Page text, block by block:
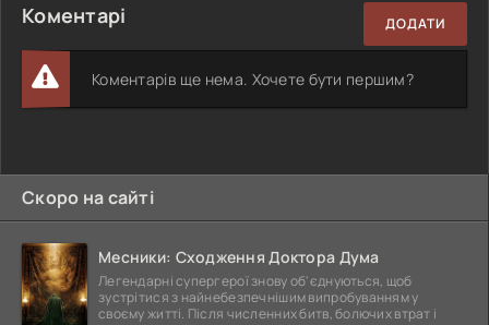
Коментарі ДОДАТИ
Коментарів ще нема. Хочете бути першим?
Скоро на сайті
Месники: Сходження Доктора Дума
Легендарні супергерої знову об'єднуються, щоб
зустрітися з найнебезпечнішим випробуванням у
своєму житті. Після численних битв, болючих втрат і